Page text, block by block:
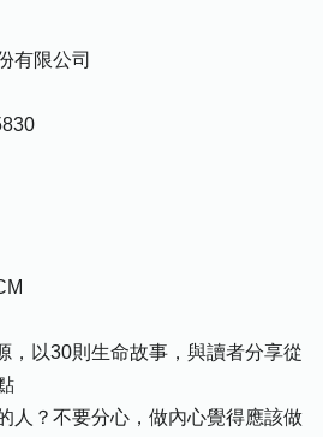
有限公司
，以30則生命故事，與讀者分享從
人？不要分心，做內心覺得應該做